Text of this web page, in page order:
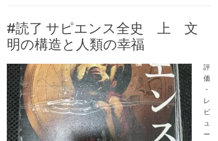
#読了 サピエンス全史 上 文
明の構造と人類の幸福
評
価
・
レ
ビ
ュ
ー